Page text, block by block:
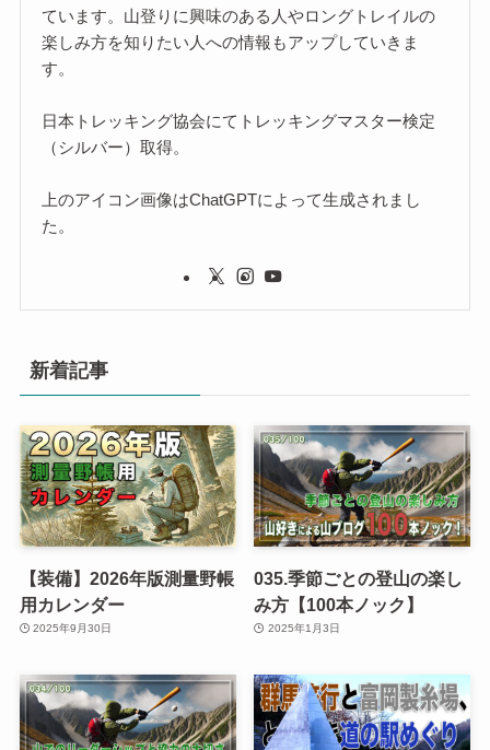
ています。山登りに興味のある人やロングトレイルの
楽しみ方を知りたい人への情報もアップしていきま
す。
日本トレッキング協会にてトレッキングマスター検定
（シルバー）取得。
上のアイコン画像はChatGPTによって生成されまし
た。
新着記事
【装備】2026年版測量野帳
用カレンダー
2025年9月30日
035.季節ごとの登山の楽し
み方【100本ノック】
2025年1月3日